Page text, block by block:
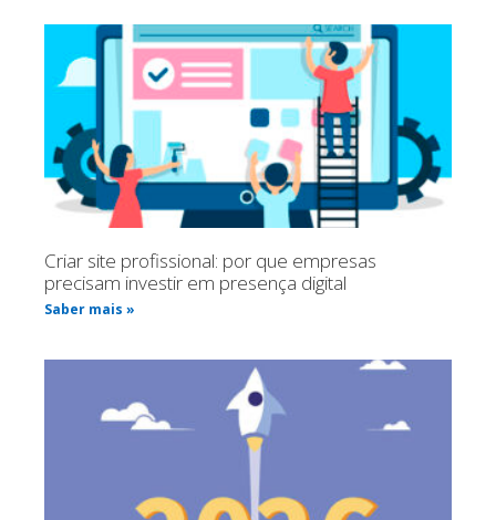
Criar site profissional: por que empresas
precisam investir em presença digital
Saber mais »